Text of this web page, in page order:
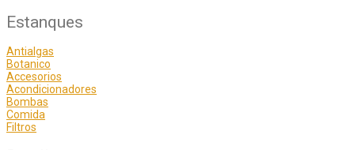
Estanques
Antialgas
Botanico
Accesorios
Acondicionadores
Bombas
Comida
Filtros